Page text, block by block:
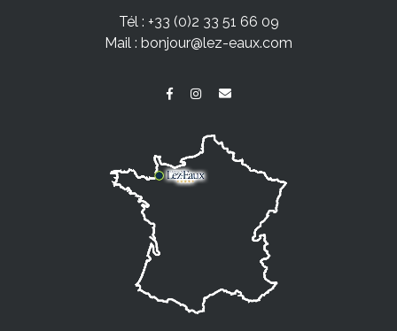
Tél : +33 (0)2 33 51 66 09
Mail : bonjour@lez-eaux.com